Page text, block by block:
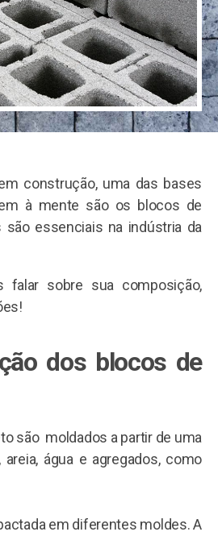
construção, uma das bases
à mente são os blocos de
são essenciais na indústria da
falar sobre sua composição,
dos blocos de
são moldados a partir de uma
água e agregados, como
em diferentes moldes. A